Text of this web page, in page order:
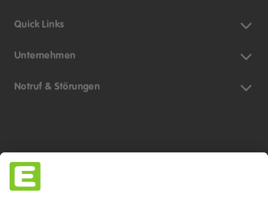
Quick Links
Unternehmen
Notruf & Störungen